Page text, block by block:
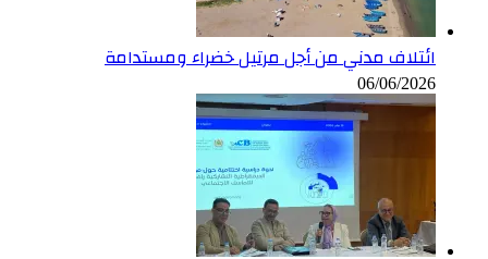
ائتلاف مدني من أجل مرتيل خضراء ومستدامة
06/06/2026